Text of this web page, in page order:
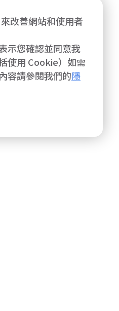
改善網站和使用者
示您確認並同意我
使用 Cookie）如需
容請參閱我們的隱